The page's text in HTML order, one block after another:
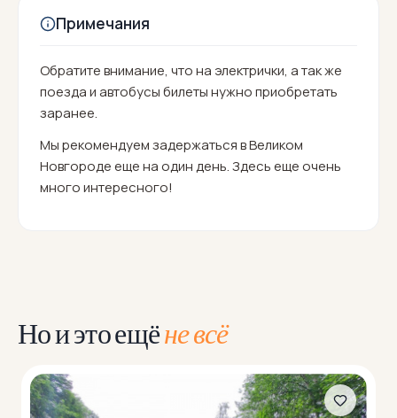
Примечания
Обратите внимание, что на электрички, а так же
поезда и автобусы билеты нужно приобретать
заранее.
Мы рекомендуем задержаться в Великом
Новгороде еще на один день. Здесь еще очень
много интересного!
Но и это ещёне всё